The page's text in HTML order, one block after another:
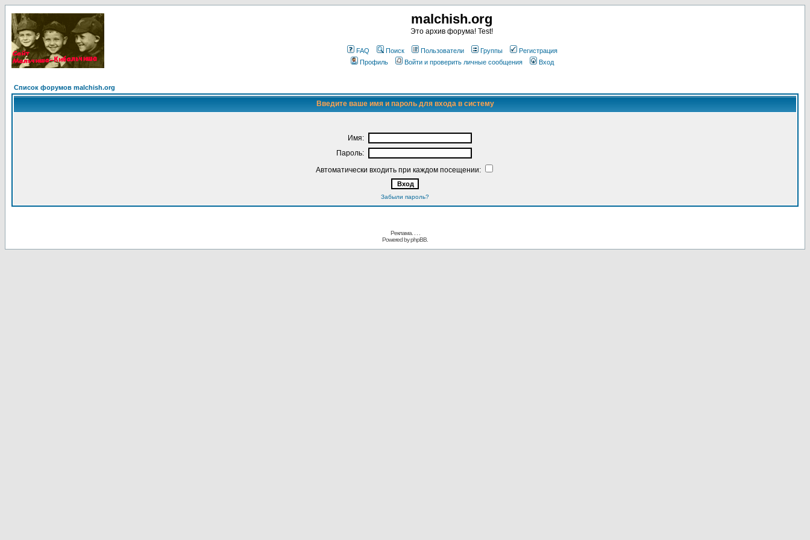
malchish.org
Это архив форума! Test!
FAQ Поиск Пользователи Группы
Регистрация
Профиль
Войти и проверить личные сообщения Вход
Список форумов malchish.org
Введите ваше имя и пароль для входа в систему
Имя:
Пароль:
Автоматически входить при каждом посещении:
Забыли пароль?
Реклама. . .
Powered byphpBB.